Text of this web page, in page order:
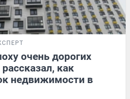
очень дорогих
как
недвижимости в